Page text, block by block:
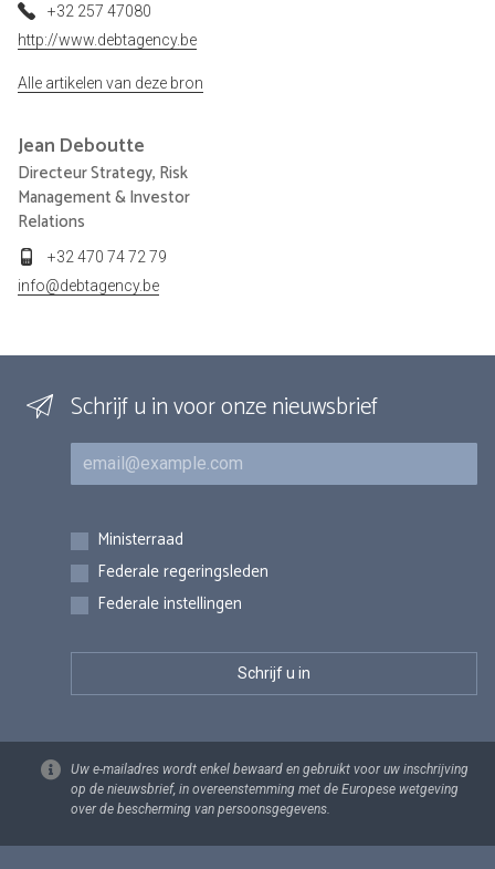
+32 257 47080
http://www.debtagency.be
Alle artikelen van deze bron
Jean Deboutte
Directeur Strategy, Risk
Management & Investor
Relations
+32 470 74 72 79
info@debtagency.be
Schrijf u in voor onze nieuwsbrief
E-mail
Inschrijvingen
Ministerraad
Federale regeringsleden
Federale instellingen
Uw e-mailadres wordt enkel bewaard en gebruikt voor uw inschrijving
op de nieuwsbrief, in overeenstemming met de Europese wetgeving
over de bescherming van persoonsgegevens.